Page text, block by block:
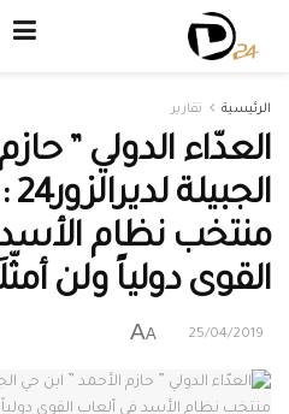
الرئيسية تقارير
العدّاء الدولي ”
منتخب نظام
القوى دولياً ولن
25/04/2019
A
A